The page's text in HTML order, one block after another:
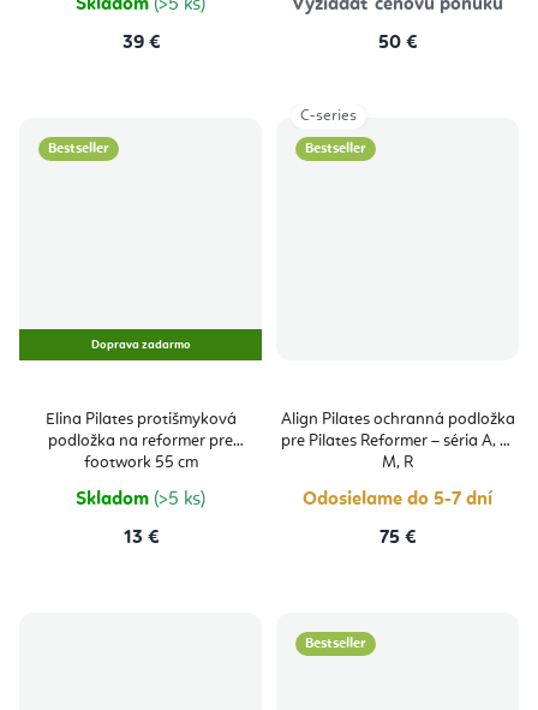
Skladom (>5 ks)
39 €
Vyžiadať cenovú ponuku
50 €
Bestseller
Doprava zadarmo
Elina Pilates protišmyková
podložka na reformer pre
footwork 55 cm
Skladom (>5 ks)
13 €
Bestseller
Align Pilates ochranná podložka
pre Pilates Reformer – séria A, C,
M, R
Odosielame do 5-7 dní
75 €
C-series
Bestseller